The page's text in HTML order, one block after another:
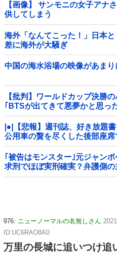
【画像】 サンモニの女子アナ
供してしまう
海外「なんてこった！」日本
差に海外が大騒ぎ
中国の海水浴場の映像があまり
【批判】ワールドカップ決勝
｢BTSが出てきて悪夢かと思っ
|●|【悲報】週刊誌、好き放題
公用車の贅を尽くした後部座
時間「どんどん延びる乗車時間
｢被告はモンスター｣元ジャン
求刑でほぼ実刑確実？弁護側
976: ニューノーマルの名無しさん
ID:UC6RAO8A0
万里の長城に追いつけ追